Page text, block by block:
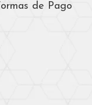
de Pago